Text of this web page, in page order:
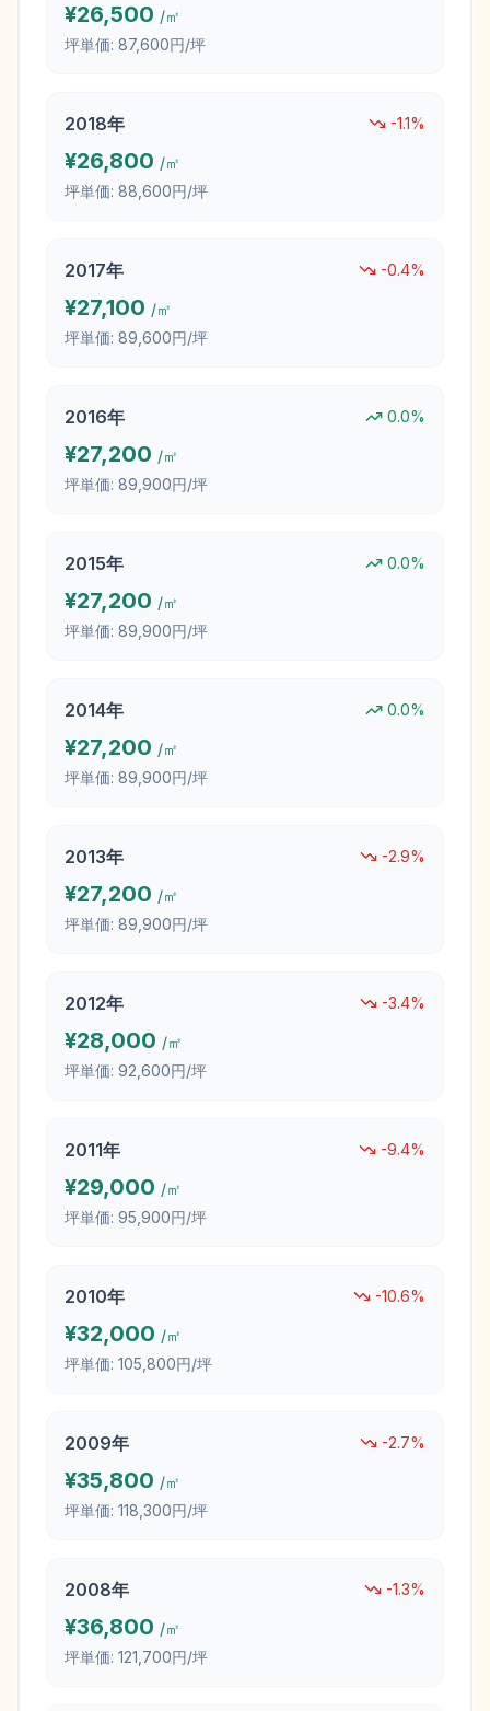
¥26,500 /㎡
坪単価: 87,600円/坪
2018年 -1.1%
¥26,800 /㎡
坪単価: 88,600円/坪
2017年 -0.4%
¥27,100 /㎡
坪単価: 89,600円/坪
2016年 0.0%
¥27,200 /㎡
坪単価: 89,900円/坪
2015年 0.0%
¥27,200 /㎡
坪単価: 89,900円/坪
2014年 0.0%
¥27,200 /㎡
坪単価: 89,900円/坪
2013年 -2.9%
¥27,200 /㎡
坪単価: 89,900円/坪
2012年 -3.4%
¥28,000 /㎡
坪単価: 92,600円/坪
2011年 -9.4%
¥29,000 /㎡
坪単価: 95,900円/坪
2010年 -10.6%
¥32,000 /㎡
坪単価: 105,800円/坪
2009年 -2.7%
¥35,800 /㎡
坪単価: 118,300円/坪
2008年 -1.3%
¥36,800 /㎡
坪単価: 121,700円/坪